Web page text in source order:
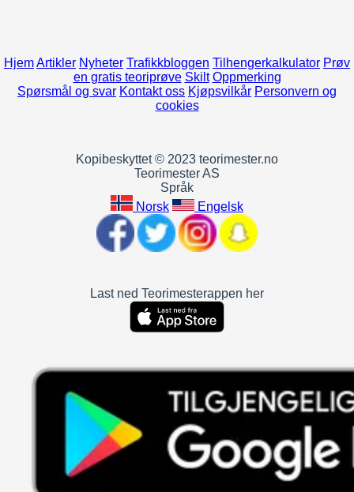
HjemArtikler Nyheter Trafikkbloggen Tilhengerkalkulator Prøv
en gratis teoriprøve Skilt Oppmerking
Spørsmål og svar Kontakt oss Kjøpsvilkår Personvern og
cookies
Kopibeskyttet © 2023 teorimester.no
Teorimester AS
Språk
Norsk
Engelsk
Last ned Teorimesterappen her